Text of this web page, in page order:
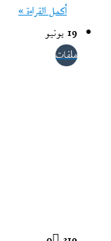
أكمل القراءة »
19 يونيو
ملفات